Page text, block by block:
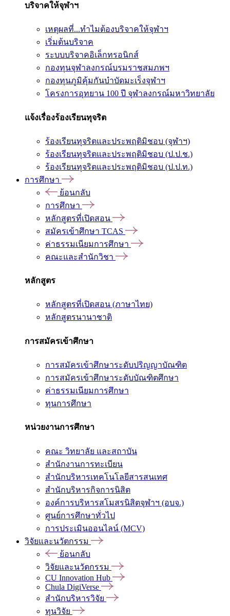
บริจาคให้จุฬาฯ
เหตุผลที่...ทำไมต้องบริจาคให้จุฬาฯ
เริ่มต้นบริจาค
ระบบบริจาคอิเล็กทรอนิกส์
กองทุนจุฬาลงกรณ์บรมราชสมภพฯ
กองทุนภูมิคุ้มกันบำบัดมะเร็งจุฬาฯ
โครงการอุทยาน 100 ปี จุฬาลงกรณ์มหาวิทยาลัย
แจ้งเรื่องร้องเรียนทุจริต
ร้องเรียนทุจริตและประพฤติมิชอบ (จุฬาฯ)
ร้องเรียนทุจริตและประพฤติมิชอบ (ป.ป.ช.)
ร้องเรียนทุจริตและประพฤติมิชอบ (ป.ป.ท.)
การศึกษา
ย้อนกลับ
การศึกษา
หลักสูตรที่เปิดสอน
สมัครเข้าศึกษา TCAS
ค่าธรรมเนียมการศึกษา
คณะและสำนักวิชา
หลักสูตร
หลักสูตรที่เปิดสอน (ภาษาไทย)
หลักสูตรนานาชาติ
การสมัครเข้าศึกษา
การสมัครเข้าศึกษาระดับปริญญาบัณฑิต
การสมัครเข้าศึกษาระดับบัณฑิตศึกษา
ค่าธรรมเนียมการศึกษา
ทุนการศึกษา
หน่วยงานการศึกษา
คณะ วิทยาลัย และสถาบัน
สำนักงานการทะเบียน
สำนักบริหารเทคโนโลยีสารสนเทศ
สำนักบริหารกิจการนิสิต
องค์การบริหารสโมสรนิสิตจุฬาฯ (อบจ.)
ศูนย์การศึกษาทั่วไป
การประเมินออนไลน์ (MCV)
วิจัยและนวัตกรรม
ย้อนกลับ
วิจัยและนวัตกรรม
CU Innovation Hub
Chula DigiVerse
สำนักบริหารวิจัย
ทุนวิจัย